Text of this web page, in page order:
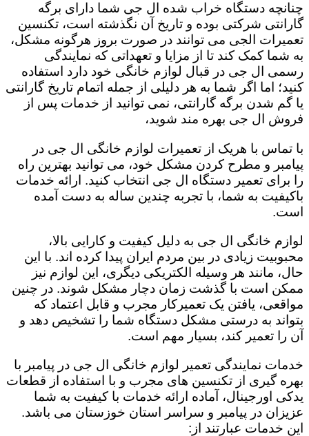
چنانچه دستگاه خراب شده ال جی شما دارای برگه
گارانتی شرکتی بوده و تاریخ آن نگذشته است، تکنسین
تعمیرات الجی می توانند در صورت بروز هرگونه مشکل،
به شما کمک کند تا از مزایا و تعهداتی که نمایندگی
رسمی ال جی در قبال لوازم خانگی خود دارد استفاده
کنید؛ اما اگر شما به هر دلیلی از جمله اتمام تاریخ گارانتی
یا گم شدن برگه گارانتی، نمی توانید از خدمات پس از
فروش ال جی بهره مند شوید،
با تماس با هریک از تعمیرات لوازم خانگی ال جی در
پیامبر و مطرح کردن مشکل خود، می توانید بهترین راه
را برای تعمیر دستگاه ال جی انتخاب کنید. ارائه خدمات
باکیفیت به شما، با تجربه چندین ساله به دست آمده
است.
لوازم خانگی ال جی به دلیل کیفیت و کارایی بالا،
محبوبیت زیادی در بین مردم ایران پیدا کرده اند. با این
حال، مانند هر وسیله الکتریکی دیگری، این لوازم نیز
ممکن است با گذشت زمان دچار مشکل شوند. در چنین
مواقعی، یافتن یک تعمیرکار مجرب و قابل اعتماد که
بتواند به درستی مشکل دستگاه شما را تشخیص دهد و
آن را تعمیر کند، بسیار مهم است.
خدمات نمایندگی تعمیر لوازم خانگی ال جی در پیامبر با
بهره گیری از تکنسین های مجرب و با استفاده از قطعات
یدکی اورجینال، آماده ارائه خدمات با کیفیت به شما
عزیزان در پیامبر و سراسر استان خوزستان می باشد.
این خدمات عبارتند از: